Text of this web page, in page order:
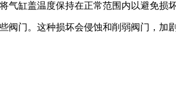
缸盖温度保持在正常范围内以避免损坏
门。这种损坏会侵蚀和削弱阀门，加